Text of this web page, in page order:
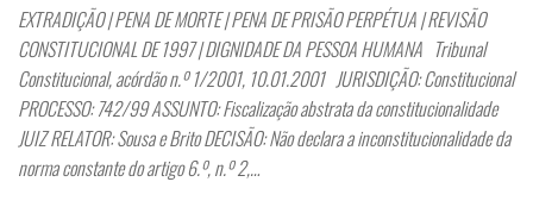
EXTRADIÇÃO | PENA DE MORTE | PENA DE PRISÃO PERPÉTUA | REVISÃO
CONSTITUCIONAL DE 1997 | DIGNIDADE DA PESSOA HUMANA Tribunal
Constitucional, acórdão n.º 1/2001, 10.01.2001 JURISDIÇÃO: Constitucional
PROCESSO: 742/99 ASSUNTO: Fiscalização abstrata da constitucionalidade
JUIZ RELATOR: Sousa e Brito DECISÃO: Não declara a inconstitucionalidade da
norma constante do artigo 6.º, n.º 2,…